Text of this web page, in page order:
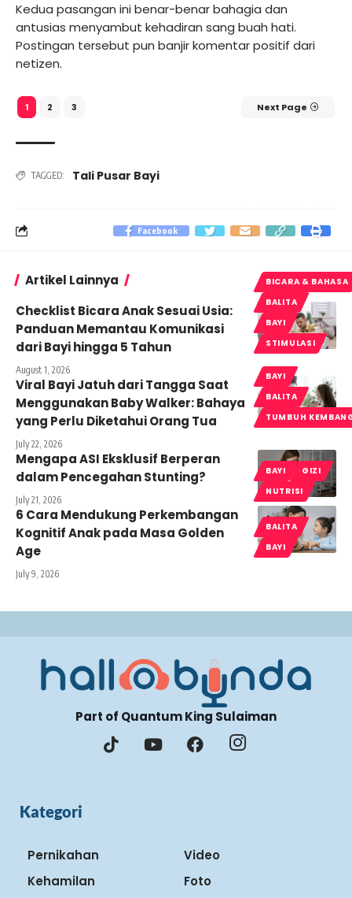
Kedua pasangan ini benar-benar bahagia dan
antusias menyambut kehadiran sang buah hati.
Postingan tersebut pun banjir komentar positif dari
netizen.
1 2 3 Next Page
TAGGED: Tali Pusar Bayi
Facebook
Artikel Lainnya
BICARA & BAHASA
BALITA
BAYI
STIMULASI
Checklist Bicara Anak Sesuai Usia:
Panduan Memantau Komunikasi
dari Bayi hingga 5 Tahun
August 1, 2026
BAYI
BALITA
TUMBUH
Viral Bayi Jatuh dari Tangga Saat
Menggunakan Baby Walker: Bahaya
yang Perlu Diketahui Orang Tua
July 22, 2026
BAYI
GIZI
NUTRISI
Mengapa ASI Eksklusif Berperan
dalam Pencegahan Stunting?
July 21, 2026
BALITA
BAYI
6 Cara Mendukung Perkembangan
Kognitif Anak pada Masa Golden
Age
July 9, 2026
Part of Quantum King Sulaiman
Kategori
Pernikahan
Kehamilan
Video
Foto